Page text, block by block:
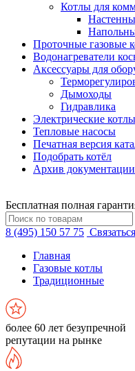
Котлы для
Проточные газовые
Водонагреватели
Аксессуары для
Дымоходы
Гидравлика
Электрические котлы
Тепловые насосы
Печатная версия
Подобрать котёл
Архив документации
Бесплатная полная
8 (495) 150 57 75
Главная
Газовые котлы
Традиционные
более 60 лет безупречной
репутации на рынке